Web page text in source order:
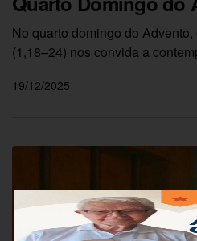
No quarto domingo do
(1,18–24) nos convida a
19/12/2025